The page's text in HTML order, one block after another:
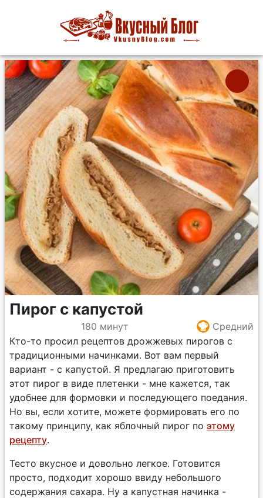
Пирог с капустой
180 минут
Средний
Кто-то просил рецептов дрожжевых пирогов с
традиционными начинками. Вот вам первый
вариант - с капустой. Я предлагаю приготовить
этот пирог в виде плетенки - мне кажется, так
удобнее для формовки и последующего поедания.
Но вы, если хотите, можете формировать его по
такому принципу, как яблочный пирог по этому
рецепту.
Тесто вкусное и довольно легкое. Готовится
просто, подходит хорошо ввиду небольшого
содержания сахара. Ну а капустная начинка -